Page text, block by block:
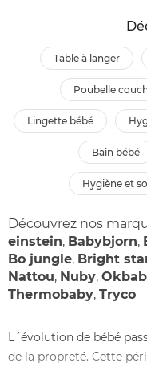
table à langer
poubelle
lingette bébé
bain bébé
hygiène et
Découvrez nos
einstein, Babybjorn,
Bo jungle, Bright
Nattou, Nuby,
Thermobaby, Tryco
L´évolution de bébé
de la propreté. Cette